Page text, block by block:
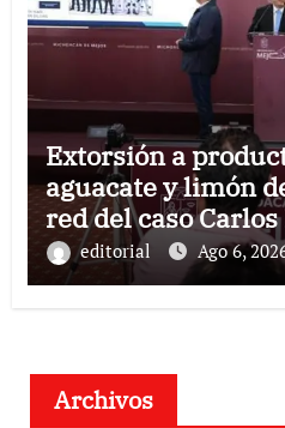
Extorsión a
aguacate y limón
red del caso
editorial Ago 6,
Archivos